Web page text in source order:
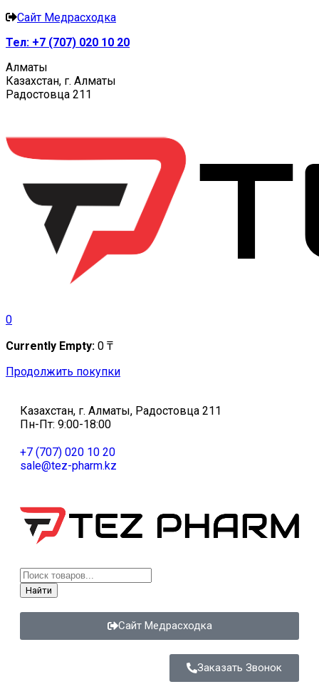
Сайт Медрасходка
Тел: +7 (707) 020 10 20
Алматы
Казахстан, г. Алматы
Радостовца 211
0
Currently Empty: 0 ₸
Продолжить покупки
Казахстан, г. Алматы, Радостовца 211
Пн-Пт: 9:00-18:00
+7 (707) 020 10 20
sale@tez-pharm.kz
Найти
Сайт Медрасходка
Заказать Звонок